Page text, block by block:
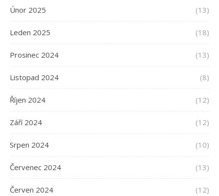
Únor 2025 (13)
Leden 2025 (18)
Prosinec 2024 (13)
Listopad 2024 (8)
Říjen 2024 (12)
Září 2024 (12)
Srpen 2024 (10)
Červenec 2024 (13)
Červen 2024 (12)